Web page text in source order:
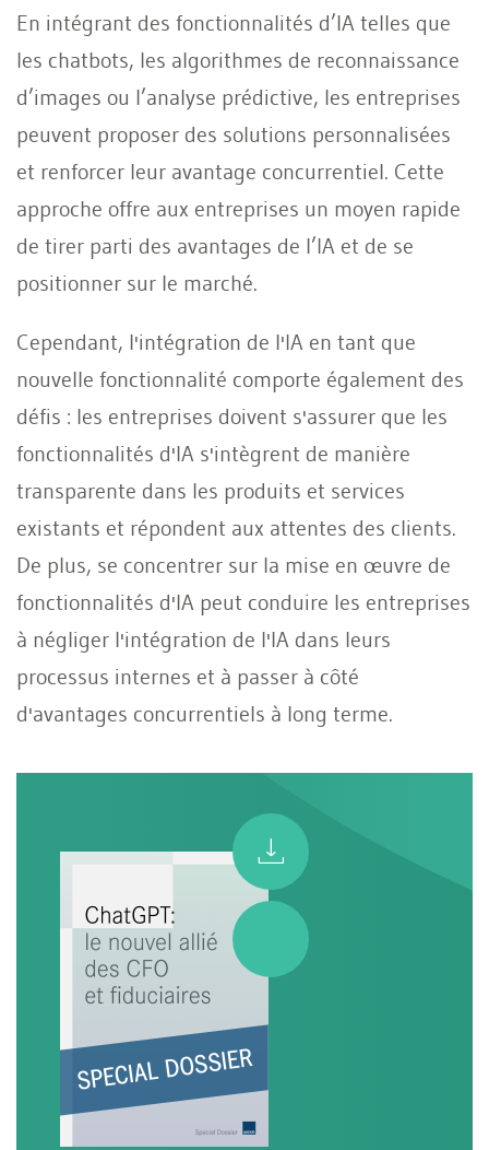
En intégrant des fonctionnalités d’IA telles que
les chatbots, les algorithmes de reconnaissance
d’images ou l’analyse prédictive, les entreprises
peuvent proposer des solutions personnalisées
et renforcer leur avantage concurrentiel. Cette
approche offre aux entreprises un moyen rapide
de tirer parti des avantages de l’IA et de se
positionner sur le marché.
Cependant, l'intégration de l'IA en tant que
nouvelle fonctionnalité comporte également des
défis : les entreprises doivent s'assurer que les
fonctionnalités d'IA s'intègrent de manière
transparente dans les produits et services
existants et répondent aux attentes des clients.
De plus, se concentrer sur la mise en œuvre de
fonctionnalités d'IA peut conduire les entreprises
à négliger l'intégration de l'IA dans leurs
processus internes et à passer à côté
d'avantages concurrentiels à long terme.